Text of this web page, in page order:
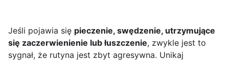
Jeśli pojawia się pieczenie, swędzenie, utrzymujące
się zaczerwienienie lub łuszczenie, zwykle jest to
sygnał, że rutyna jest zbyt agresywna. Unikaj